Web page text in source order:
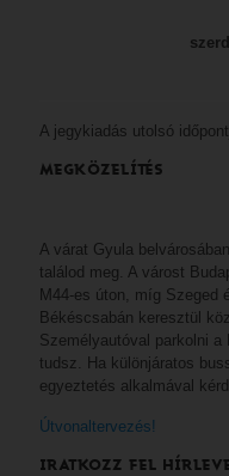
A jegykiadás utolsó
MEGKÖZELÍTÉS
A várat Gyula
találod meg. A várost
M44-es úton, míg Szeged
Békéscsabán keresztül
Személyautóval parkolni
tudsz. Ha különjáratos
egyeztetés alkalmával
Útvonaltervezés!
IRATKOZZ FEL